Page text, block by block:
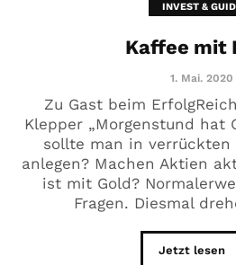
INVEST &
Kaffee mit
1. Mai. 2020
Zu Gast beim
Klepper „Morgenstund hat
sollte man in verrückten
anlegen? Machen Aktien
ist mit Gold?
Fragen. Diesmal
Jetzt lesen